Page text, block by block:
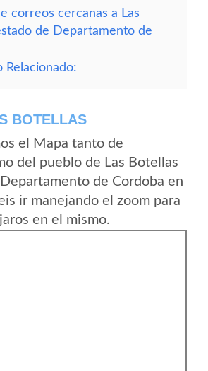
correos cercanas a Las
de Departamento de
Relacionado:
BOTELLAS
el Mapa tanto de
del pueblo de Las Botellas
de Cordoba en
ir manejando el zoom para
en el mismo.